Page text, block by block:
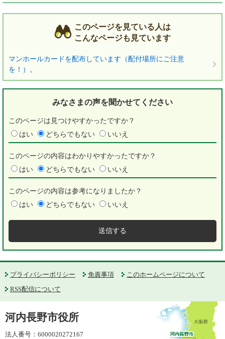
このページを見ている人は
こんなページも見ています
マンホールカードを配布しています（配付場所にご注意
を！）。
みなさまの声を聞かせてください
このページは見つけやすかったですか？
はい
どちらでもない いいえ
このページの内容はわかりやすかったですか？
はい
どちらでもない いいえ
このページの内容は参考になりましたか？
はい
どちらでもない いいえ
プライバシーポリシー 免責事項
このホームページについて
RSS配信について
河内長野市役所
法人番号：6000020272167